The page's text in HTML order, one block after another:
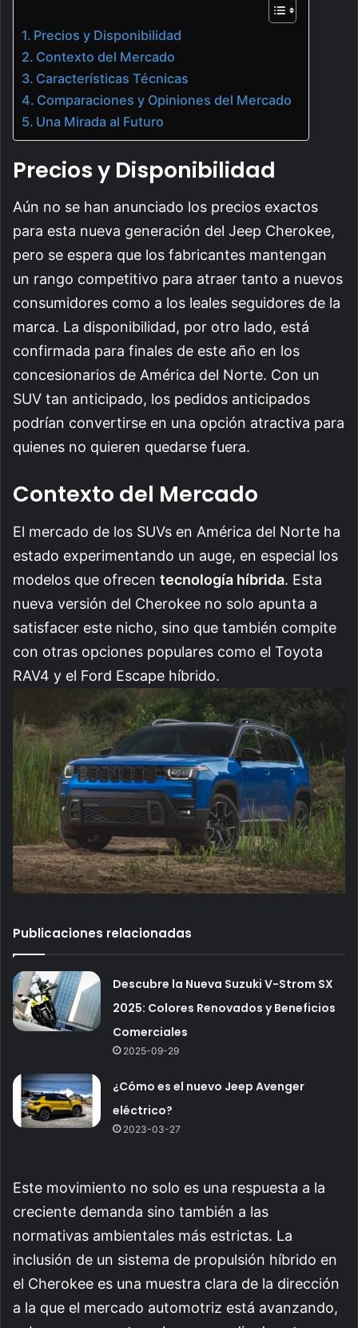
Precios y Disponibilidad
Contexto del Mercado
Características Técnicas
Comparaciones y Opiniones del Mercado
Una Mirada al Futuro
Precios y Disponibilidad
Aún no se han anunciado los precios exactos
para esta nueva generación del Jeep Cherokee,
pero se espera que los fabricantes mantengan
un rango competitivo para atraer tanto a nuevos
consumidores como a los leales seguidores de la
marca. La disponibilidad, por otro lado, está
confirmada para finales de este año en los
concesionarios de América del Norte. Con un
SUV tan anticipado, los pedidos anticipados
podrían convertirse en una opción atractiva para
quienes no quieren quedarse fuera.
Contexto del Mercado
El mercado de los SUVs en América del Norte ha
estado experimentando un auge, en especial los
modelos que ofrecen tecnología híbrida. Esta
nueva versión del Cherokee no solo apunta a
satisfacer este nicho, sino que también compite
con otras opciones populares como el Toyota
RAV4 y el Ford Escape híbrido.
Publicaciones relacionadas
Descubre la Nueva Suzuki V-Strom SX
2025: Colores Renovados y Beneficios
Comerciales
2025-09-29
¿Cómo es el nuevo Jeep Avenger
eléctrico?
2023-03-27
Este movimiento no solo es una respuesta a la
creciente demanda sino también a las
normativas ambientales más estrictas. La
inclusión de un sistema de propulsión híbrido en
el Cherokee es una muestra clara de la dirección
a la que el mercado automotriz está avanzando,